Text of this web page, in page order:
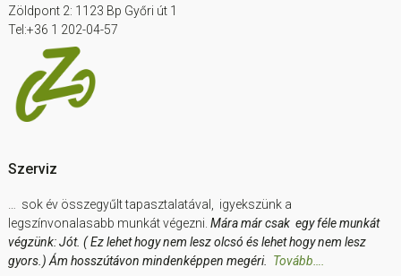
Zöldpont 2: 1123 Bp Győri út 1
Tel:+36 1 202-04-57
Szerviz
… sok év összegyűlt tapasztalatával, igyekszünk a
legszínvonalasabb munkát végezni. Mára már csak egy féle munkát
végzünk: Jót. ( Ez lehet hogy nem lesz olcsó és lehet hogy nem lesz
gyors.) Ám hosszútávon mindenképpen megéri. Tovább….